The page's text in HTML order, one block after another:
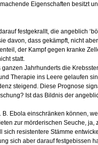
Eigenschaften besitzt
festgekrallt, die angeblich
davon, dass gekämpft, nicht
der Kampf gegen kranke
statt.
Jahrhunderts die
Therapie ins Leere gelaufen
steigend. Diese Prognose
Ist das Bildnis der
Ebola einschränken können,
zur mörderischen Seuche, ja,
sich resistentere Stämme
sich aber darauf festgebissen